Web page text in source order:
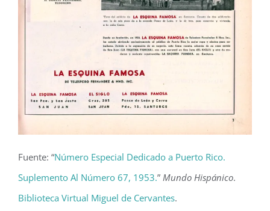
Fuente: “Número Especial Dedicado a Puerto Rico.
Suplemento Al Número 67, 1953.” Mundo Hispánico.
Biblioteca Virtual Miguel de Cervantes.